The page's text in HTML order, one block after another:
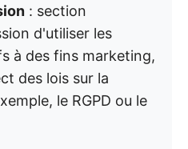
: section
d'utiliser les
à des fins marketing,
des lois sur la
le RGPD ou le